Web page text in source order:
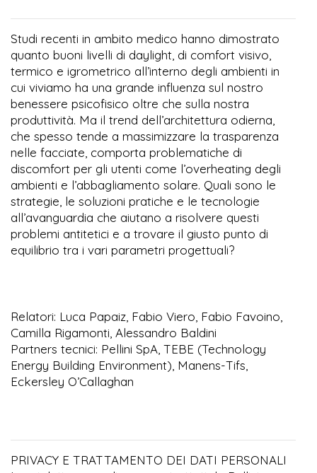
Studi recenti in ambito medico hanno dimostrato
quanto buoni livelli di daylight, di comfort visivo,
termico e igrometrico all’interno degli ambienti in
cui viviamo ha una grande influenza sul nostro
benessere psicofisico oltre che sulla nostra
produttività. Ma il trend dell’architettura odierna,
che spesso tende a massimizzare la trasparenza
nelle facciate, comporta problematiche di
discomfort per gli utenti come l’overheating degli
ambienti e l’abbagliamento solare. Quali sono le
strategie, le soluzioni pratiche e le tecnologie
all’avanguardia che aiutano a risolvere questi
problemi antitetici e a trovare il giusto punto di
equilibrio tra i vari parametri progettuali?
Relatori: Luca Papaiz, Fabio Viero, Fabio Favoino,
Camilla Rigamonti, Alessandro Baldini
Partners tecnici: Pellini SpA, TEBE (Technology
Energy Building Environment), Manens-Tifs,
Eckersley O’Callaghan
PRIVACY E TRATTAMENTO DEI DATI PERSONALI